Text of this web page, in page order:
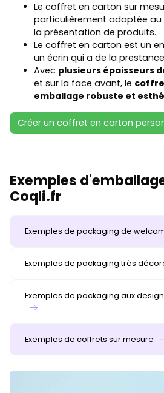
Le coffret en carton sur
particulièrement adaptée
la présentation de produits.
Le coffret en carton est un
un écrin qui a de la
Avec plusieurs épaisseurs
et sur la face avant, le
emballage robuste et
Créer un coffret en carton
Exemples
Coqli.fr
Exemples de packaging de
Exemples de packaging très
Exemples de packaging aux
Exemples de coffrets sur mesure